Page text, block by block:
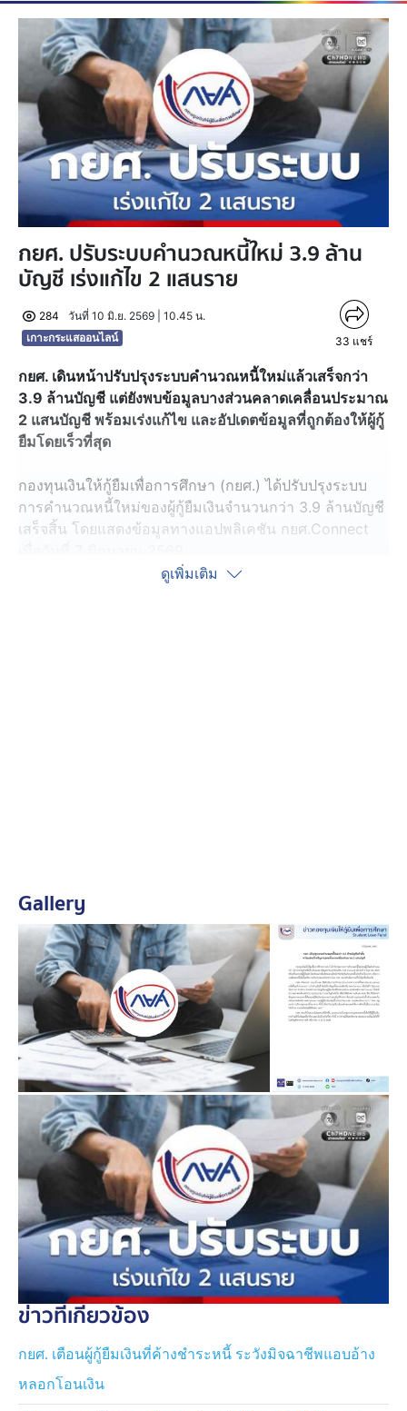
กยศ. ปรับระบบคำนวณหนี้ใหม่ 3.9 ล้าน
บัญชี เร่งแก้ไข 2 แสนราย
284
วันที่ 10 มิ.ย. 2569 | 10.45 น.
เกาะกระแสออนไลน์
33 แชร์
กยศ. เดินหน้าปรับปรุงระบบคำนวณหนี้ใหม่แล้วเสร็จกว่า
3.9 ล้านบัญชี แต่ยังพบข้อมูลบางส่วนคลาดเคลื่อนประมาณ
2 แสนบัญชี พร้อมเร่งแก้ไข และอัปเดตข้อมูลที่ถูกต้องให้ผู้กู้
ยืมโดยเร็วที่สุด
กองทุนเงินให้กู้ยืมเพื่อการศึกษา (กยศ.)ได้ปรับปรุงระบบ
การคำนวณหนี้ใหม่ของผู้กู้ยืมเงินจำนวนกว่า 3.9 ล้านบัญชี
เสร็จสิ้น โดยแสดงข้อมูลทางแอปพลิเคชัน กยศ.Connect
สถานะยอดหนี้เดิมของผู้กู้ยืมเงินประมาณ 2 แสนบัญชีดัง
กล่าวที่เคยปรากฏก่อนหน้านี้กลับมาแสดงในหน้า
แอปพลิเคชัน กยศ.Connect ของผู้กู้ยืมเงินกลุ่มนี้ไปก่อน
โดย กยศ. จะแสดงข้อความว่า “กยศ. อยู่ระหว่างปรับปรุง
ยอดหนี้ของท่าน
ทั้งนี้ เมื่อปรับปรุงเรียบร้อยแล้วจะแสดงให้ทราบอีกครั้งเมื่อ
ระบบพร้อมให้บริการ หากจะปิดบัญชีให้ติดต่อ กยศ.”
กยศ. ขออภัยในความไม่สะดวกที่เกิดขึ้น และจะเร่งปรับปรุง
ระบบแสดงยอดหนี้เพื่อให้ผู้กู้ยืมเงินทุกท่านได้รับข้อมูลที่ถูก
ต้องและเป็นปัจจุบันที่สุด ทั้งนี้ หากท่านมีข้อสงสัยสามารถ
สอบถามเพิ่มเติมได้ที่ไลน์บัญชีทางการ กยศ. หรือ โทร. 0
2016 4888
ดูเพิ่มเติม
Gallery
ข่าวที่เกี่ยวข้อง
กยศ. เตือนผู้กู้ยืมเงินที่ค้างชำระหนี้ ระวังมิจฉาชีพแอบอ้าง
หลอกโอนเงิน